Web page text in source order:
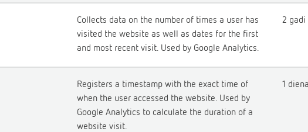
Collects data on the number of times a user has
visited the website as well as dates for the first
and most recent visit. Used by Google Analytics.
2 gadi
Registers a timestamp with the exact time of
when the user accessed the website. Used by
Google Analytics to calculate the duration of a
website visit.
1 diena